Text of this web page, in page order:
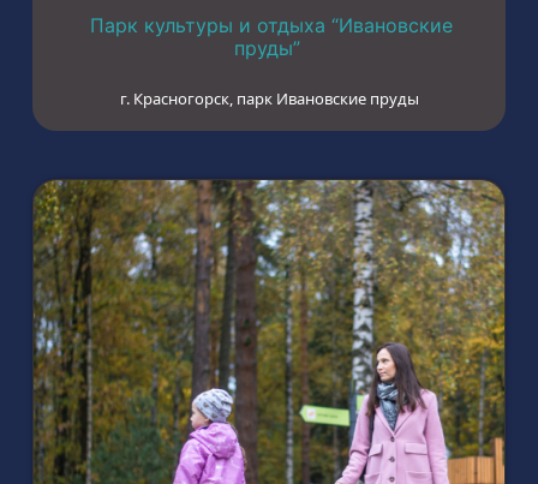
Парк культуры и отдыха “Ивановские
пруды”
г. Красногорск, парк Ивановские пруды